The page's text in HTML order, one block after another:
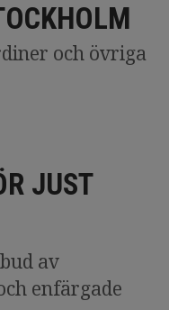
och övriga
JUST
av
enfärgade